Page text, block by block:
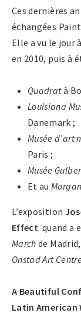
Ces dernières
échangées
Elle a vu le jour
en 2010, puis à
Quadratà
Louisiana
Danemark ;
Musée d’art
Paris ;
Musée
Et au
L’exposition
Effect quand a
Marchde
Onstad Art
A Beautiful
Latin American